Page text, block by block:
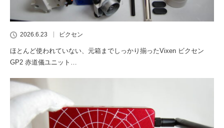
2026.6.23 ビクセン
ほとんど使われていない、元箱までしっかり揃ったVixen ビクセン
GP2 赤道儀ユニット…